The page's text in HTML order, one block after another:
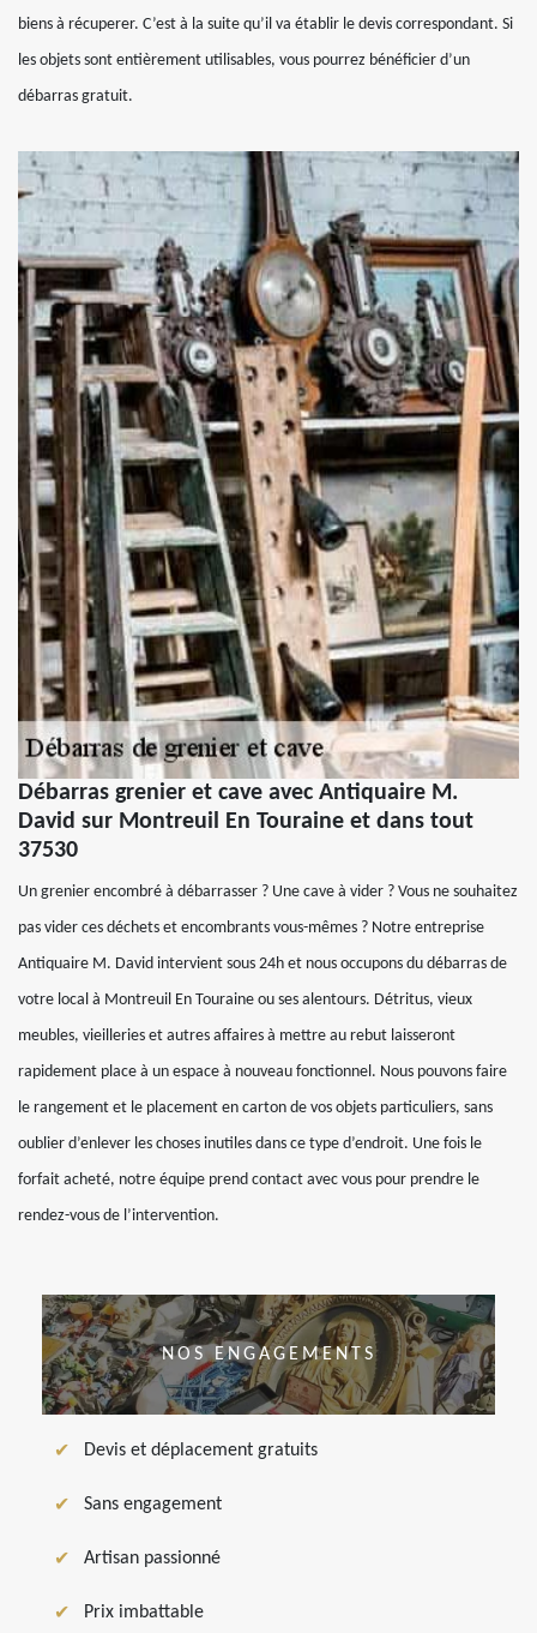
biens à récuperer. C’est à la suite qu’il va établir le devis correspondant. Si
les objets sont entièrement utilisables, vous pourrez bénéficier d’un
débarras gratuit.
Débarras grenier et cave avec Antiquaire M.
David sur Montreuil En Touraine et dans tout
37530
Un grenier encombré à débarrasser ? Une cave à vider ? Vous ne souhaitez
pas vider ces déchets et encombrants vous-mêmes ? Notre entreprise
Antiquaire M. David intervient sous 24h et nous occupons du débarras de
votre local à Montreuil En Touraine ou ses alentours. Détritus, vieux
meubles, vieilleries et autres affaires à mettre au rebut laisseront
rapidement place à un espace à nouveau fonctionnel. Nous pouvons faire
le rangement et le placement en carton de vos objets particuliers, sans
oublier d’enlever les choses inutiles dans ce type d’endroit. Une fois le
forfait acheté, notre équipe prend contact avec vous pour prendre le
rendez-vous de l’intervention.
NOS ENGAGEMENTS
Devis et déplacement gratuits
Sans engagement
Artisan passionné
Prix imbattable